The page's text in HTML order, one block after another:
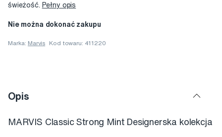
świeżość. Pełny opis
Nie można dokonać zakupu
Marka: Marvis Kod towaru: 411220
Opis
MARVIS Classic Strong Mint Designerska kolekcja